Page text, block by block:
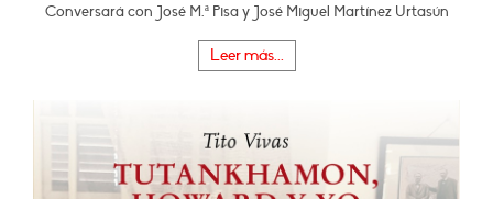
Conversará con José M.ª Pisa y José Miguel Martínez Urtasún
Leer más...